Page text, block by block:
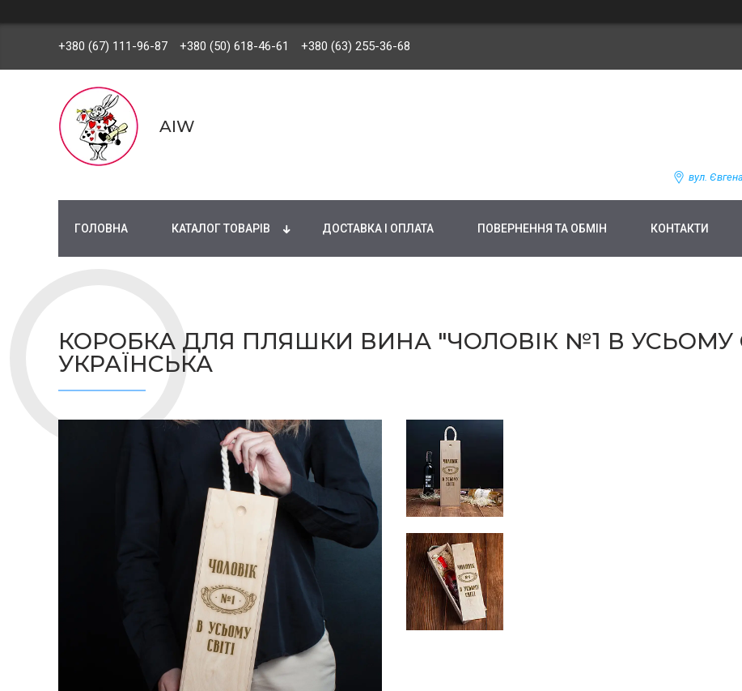
+380 (67) 111-96-87 +380 (50) 618-46-61 +380 (63) 255-36-68
AIW
вул.
ГОЛОВНА КАТАЛОГ ТОВАРІВ ДОСТАВКА І ОПЛАТА ПОВЕРНЕННЯ ТА ОБМІН КОНТАКТИ
КОРОБКА ДЛЯ ПЛЯШКИ ВИНА "ЧОЛОВІК №1 В УСЬОМУ
УКРАЇНСЬКА